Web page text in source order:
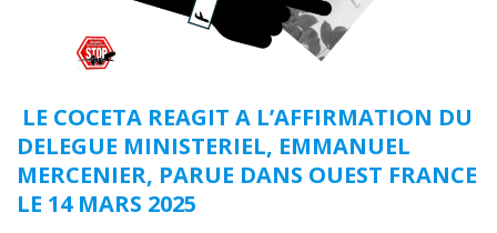
LE COCETA REAGIT A L’AFFIRMATION DU
DELEGUE MINISTERIEL, EMMANUEL
MERCENIER, PARUE DANS OUEST FRANCE
LE 14 MARS 2025